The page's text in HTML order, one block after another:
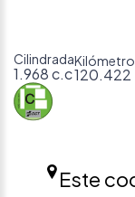
Cilindrada
1.968 c.c120.422
Este